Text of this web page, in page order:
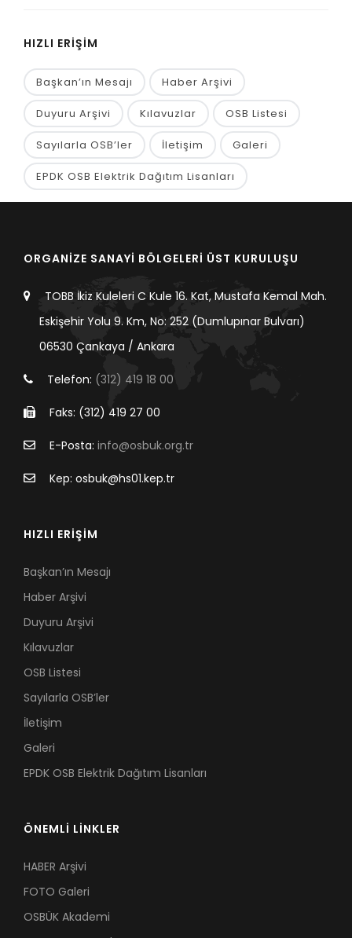
HIZLI ERİŞİM
Başkan’ın Mesajı Haber Arşivi
Duyuru Arşivi Kılavuzlar OSB Listesi
Sayılarla OSB’ler İletişim Galeri
EPDK OSB Elektrik Dağıtım Lisanları
ORGANİZE SANAYİ BÖLGELERİ ÜST KURULUŞU
TOBB İkiz Kuleleri C Kule 16. Kat, Mustafa Kemal Mah.
Eskişehir Yolu 9. Km, No: 252 (Dumlupınar Bulvarı)
06530 Çankaya / Ankara
Telefon: (312) 419 18 00
Faks: (312) 419 27 00
E-Posta: info@osbuk.org.tr
Kep: osbuk@hs01.kep.tr
HIZLI ERİŞİM
Başkan’ın Mesajı
Haber Arşivi
Duyuru Arşivi
Kılavuzlar
OSB Listesi
Sayılarla OSB’ler
İletişim
Galeri
EPDK OSB Elektrik Dağıtım Lisanları
ÖNEMLİ LİNKLER
HABER Arşivi
FOTO Galeri
OSBÜK Akademi